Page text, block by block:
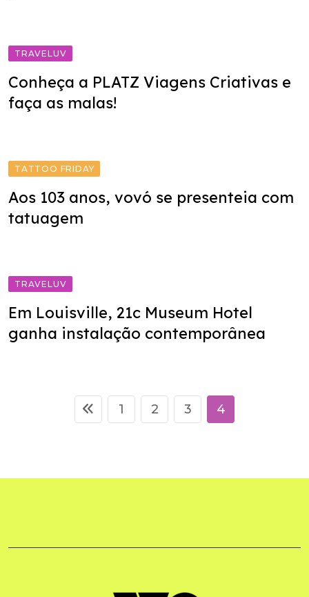
TRAVELUV
Conheça a PLATZ Viagens Criativas e
faça as malas!
TATTOO FRIDAY
Aos 103 anos, vovó se presenteia com
tatuagem
TRAVELUV
Em Louisville, 21c Museum Hotel
ganha instalação contemporânea
1 2 3 4